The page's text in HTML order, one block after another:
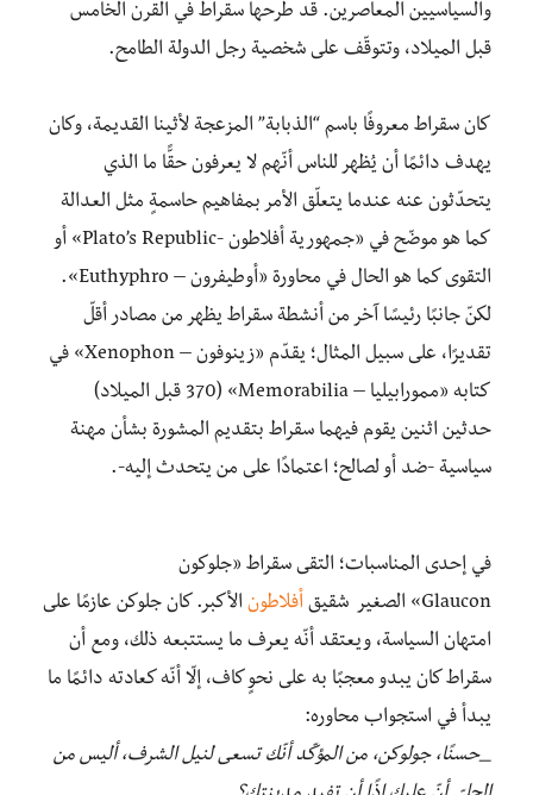
والسياسيين المعاصرين. قد طرحها سقراط في القرن الخامس
قبل الميلاد، وتتوقّف على شخصية رجل الدولة الطامح.
كان سقراط معروفًا باسم “الذبابة” المزعجة لأثينا القديمة، وكان
يهدف دائمًا أن يُظهر للناس أنّهم لا يعرفون حقًّا ما الذي
يتحدّثون عنه عندما يتعلّق الأمر بمفاهيم حاسمةٍ مثل العدالة
كما هو موضّح في «جمهورية أفلاطون -Plato’s Republic» أو
التقوى كما هو الحال في محاورة «أوطيفرون – Euthyphro».
لكنّ جانبًا رئيسًا آخر من أنشطة سقراط يظهر من مصادر أقلّ
تقديرًا، على سبيل المثال؛ يقدّم «زينوفون – Xenophon» في
كتابه «ممورابيليا – Memorabilia» (370 قبل الميلاد)
حدثين اثنين يقوم فيهما سقراط بتقديم المشورة بشأن مهنة
سياسية -ضد أو لصالح؛ اعتمادًا على من يتحدث إليه-.
في إحدى المناسبات؛ التقى سقراط «جلوكون
Glaucon» الصغير شقيق
أفلاطون الأكبر. كان جلوكن عازمًا على
امتهان السياسة، ويعتقد أنّه يعرف ما يستتبعه ذلك، ومع أن
سقراط كان يبدو معجبًا به على نحوٍ كاف، إلّا أنّه كعادته دائمًا ما
يبدأ في استجواب محاوره:
_حسنًا، جولوكن، من المؤكّد أنّك تسعى لنيل الشرف، أليس من